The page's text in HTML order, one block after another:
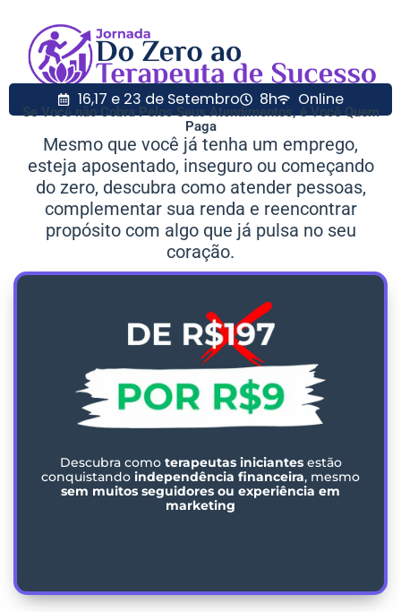
16,17 e 23 de Setembro 8h Online
Se Você não Cobra Pelos Seus Atendimentos, é Você Quem
Paga
Mesmo que você já tenha um emprego,
esteja aposentado, inseguro ou começando
do zero, descubra como atender pessoas,
complementar sua renda e reencontrar
propósito com algo que já pulsa no seu
coração.
Descubra como terapeutas iniciantesestão
conquistando independência financeira, mesmo
sem muitos seguidores ou experiência em
marketing